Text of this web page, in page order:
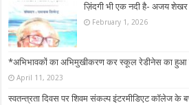
ज़िंदगी भी एक नदी है- अजय शेखर
February 1, 2026
*अभिभावकों का अभिमुखीकरण कर स्कूल रेडीनेस का हुआ
April 11, 2023
स्वतन्त्रता दिवस पर शिवम संकल्प इंटरमीडिएट कॉलेज के